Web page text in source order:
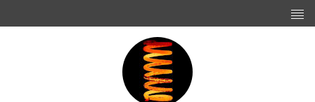
ИНВЕСТОРАМ
ПРОЕКТИРОВАНИЕ
ЭКСПОРТ